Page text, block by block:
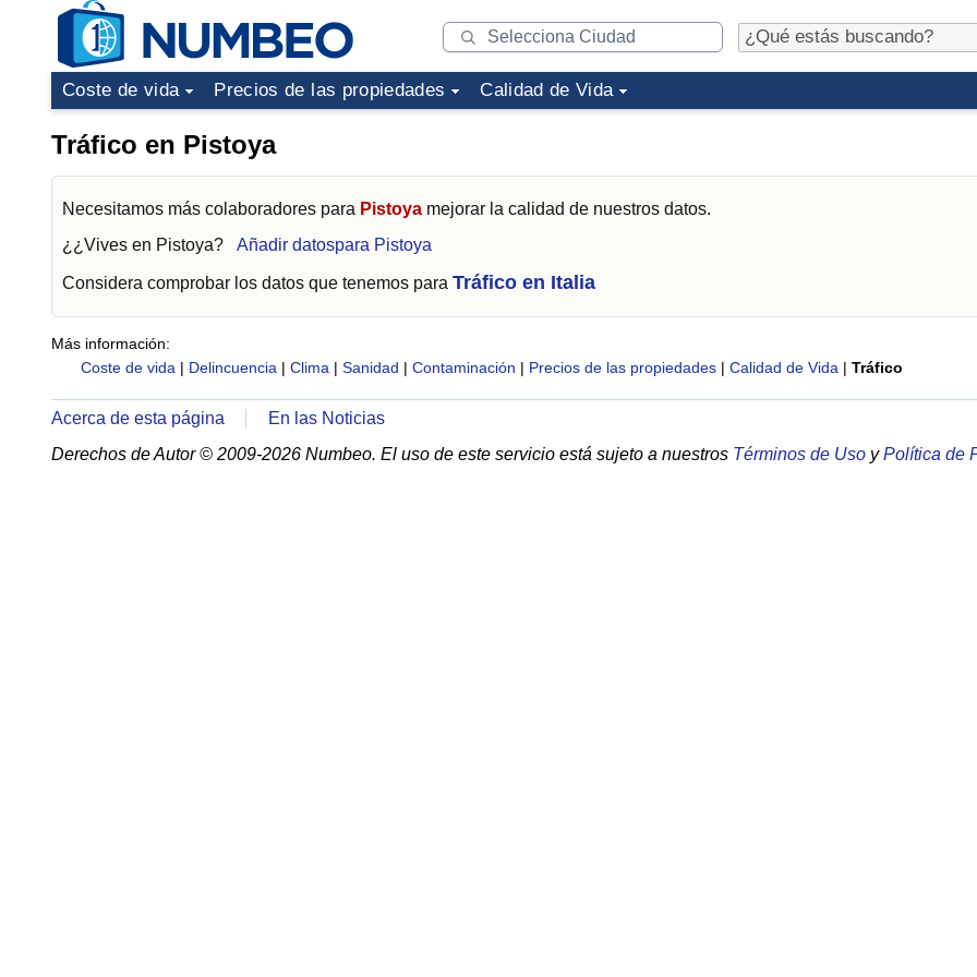
Coste de vida Precios de las propiedades Calidad de Vida
Tráfico en Pistoya
Necesitamos más colaboradores para Pistoya mejorar la calidad de nuestros datos.
¿¿Vives en Pistoya? Añadir datospara Pistoya
Considera comprobar los datos que tenemos para Tráfico en Italia
Más información:
Coste de vida | Delincuencia | Clima | Sanidad | Contaminación | Precios de las propiedades | Calidad de Vida | Tráfico
Acerca de esta página
En las Noticias
Derechos de Autor © 2009-2026 Numbeo. El uso de este servicio está sujeto a nuestros Términos de Uso yPolítica de